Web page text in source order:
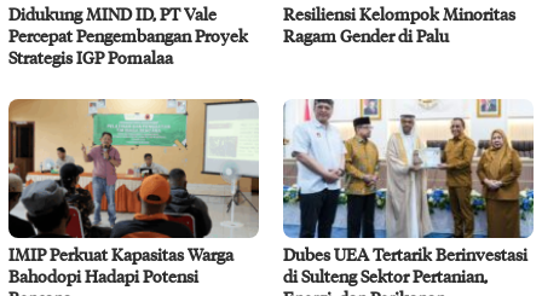
Didukung MIND ID, PT Vale
Percepat Pengembangan Proyek
Strategis IGP Pomalaa
Resiliensi Kelompok Minoritas
Ragam Gender di Palu
IMIP Perkuat Kapasitas Warga
Bahodopi Hadapi Potensi
Dubes UEA Tertarik Berinvestasi
di Sulteng Sektor Pertanian,